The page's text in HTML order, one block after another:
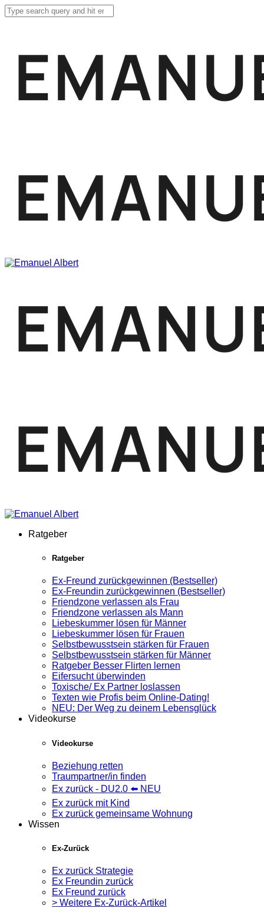
Ratgeber
Ratgeber
Ex-Freund zurückgewinnen (Bestseller)
Ex-Freundin zurückgewinnen (Bestseller)
Friendzone verlassen als Frau
Friendzone verlassen als Mann
Liebeskummer lösen für Männer
Liebeskummer lösen für Frauen
Selbstbewusstsein stärken für Frauen
Selbstbewusstsein stärken für Männer
Ratgeber Besser Flirten lernen
Eifersucht überwinden
Toxische/ Ex Partner loslassen
Texten wie Profis beim Online-Dating!
NEU: Der Weg zu deinem Lebensglück
Videokurse
Videokurse
Beziehung retten
Traumpartner/in finden
Ex zurück - DU2.0 ⬅️ NEU
Ex zurück mit Kind
Ex zurück gemeinsame Wohnung
Wissen
Ex-Zurück
Ex zurück Strategie
Ex Freundin zurück
Ex Freund zurück
> Weitere Ex-Zurück-Artikel